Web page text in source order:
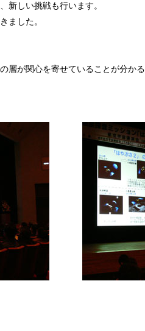
新しい挑戦も行います。
ました。
層が関心を寄せていることが分かる